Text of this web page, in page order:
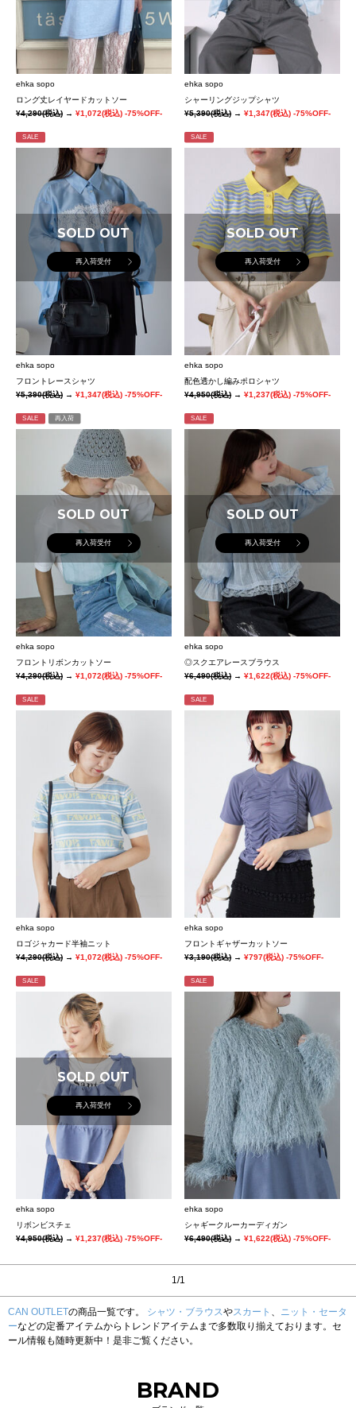
ehka sopo
ロング丈レイヤードカットソー
¥4,290(税込) → ¥1,072(税込) -75%OFF-
ehka sopo
シャーリングジップシャツ
¥5,390(税込)→¥1,347(税込) -75%OFF-
SALE
SOLD OUT
再入荷受付
ehka sopo
フロントレースシャツ
¥5,390(税込) → ¥1,347(税込) -75%OFF-
SALE
SOLD OUT
再入荷受付
ehka sopo
配色透かし編みポロシャツ
¥4,950(税込)→¥1,237(税込) -75%OFF-
SALE 再入荷
SOLD OUT
再入荷受付
ehka sopo
フロントリボンカットソー
¥4,290(税込) → ¥1,072(税込) -75%OFF-
SALE
SOLD OUT
再入荷受付
ehka sopo
◎スクエアレースブラウス
¥6,490(税込)→¥1,622(税込) -75%OFF-
SALE
ehka sopo
ロゴジャカード半袖ニット
¥4,290(税込) → ¥1,072(税込) -75%OFF-
SALE
ehka sopo
フロントギャザーカットソー
¥3,190(税込)→¥797(税込) -75%OFF-
SALE
SOLD OUT
再入荷受付
ehka sopo
リボンビスチェ
¥4,950(税込) → ¥1,237(税込) -75%OFF-
SALE
ehka sopo
シャギークルーカーディガン
¥6,490(税込)→¥1,622(税込) -75%OFF-
1/1
CAN OUTLETの商品一覧です。 シャツ・ブラウスやスカート 、 ニット・セータ
ーなどの定番アイテムからトレンドアイテムまで多数取り揃えております。セ
ール情報も随時更新中！是非ご覧ください。
BRAND